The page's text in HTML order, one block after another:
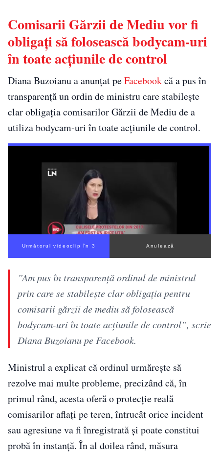
Comisarii Gărzii de Mediu vor fi
obligați să folosească bodycam-uri
în toate acţiunile de control
Diana Buzoianu a anunțat peFacebookcă a pus în
transparență un ordin de ministru care stabilește
clar obligația comisarilor Gărzii de Mediu de a
utiliza bodycam-uri în toate acțiunile de control.
Următorul videoclip în 2 Anulează
”Am pus în transparenţă ordinul de ministrul
prin care se stabileşte clar obligaţia pentru
comisarii gărzii de mediu să folosească
bodycam-uri în toate acţiunile de control”, scrie
Diana Buzoianu pe Facebook.
Ministrul a explicat că ordinul urmărește să
rezolve mai multe probleme, precizând că, în
primul rând, acesta oferă o protecție reală
comisarilor aflați pe teren, întrucât orice incident
sau agresiune va fi înregistrată și poate constitui
probă în instanță. În al doilea rând, măsura